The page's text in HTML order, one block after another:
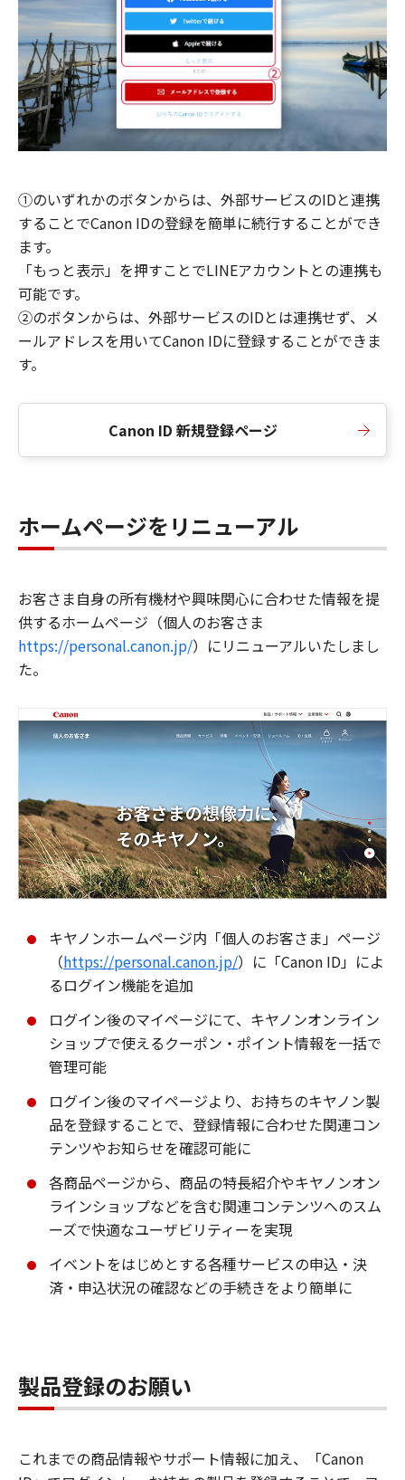
①のいずれかのボタンからは、外部サービスのIDと連携
することでCanon IDの登録を簡単に続行することができ
ます。
「もっと表示」を押すことでLINEアカウントとの連携も
可能です。
②のボタンからは、外部サービスのIDとは連携せず、メ
ールアドレスを用いてCanon IDに登録することができま
す。
Canon ID 新規登録ページ
ホームページをリニューアル
お客さま自身の所有機材や興味関心に合わせた情報を提
供するホームページ（個人のお客さま
https://personal.canon.jp/）にリニューアルいたしまし
た。
キヤノンホームページ内「個人のお客さま」ページ
（https://personal.canon.jp/）に「Canon ID」によ
るログイン機能を追加
ログイン後のマイページにて、キヤノンオンライン
ショップで使えるクーポン・ポイント情報を一括で
管理可能
ログイン後のマイページより、お持ちのキヤノン製
品を登録することで、登録情報に合わせた関連コン
テンツやお知らせを確認可能に
各商品ページから、商品の特長紹介やキヤノンオン
ラインショップなどを含む関連コンテンツへのスム
ーズで快適なユーザビリティーを実現
イベントをはじめとする各種サービスの申込・決
済・申込状況の確認などの手続きをより簡単に
製品登録のお願い
これまでの商品情報やサポート情報に加え、「Canon